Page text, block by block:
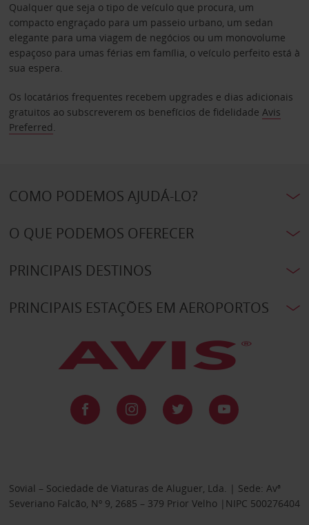
Qualquer que seja o tipo de veículo que procura, um
compacto engraçado para um passeio urbano, um sedan
elegante para uma viagem de negócios ou um monovolume
espaçoso para umas férias em família, o veículo perfeito está à
sua espera.
Os locatários frequentes recebem upgrades e dias adicionais
gratuitos ao subscreverem os benefícios de fidelidade Avis
Preferred.
COMO PODEMOS AJUDÁ-LO?
O QUE PODEMOS OFERECER
PRINCIPAIS DESTINOS
PRINCIPAIS ESTAÇÕES EM AEROPORTOS
Sovial – Sociedade de Viaturas de Aluguer, Lda. | Sede: Avª
Severiano Falcão, Nº 9, 2685 – 379 Prior Velho |NIPC 500276404